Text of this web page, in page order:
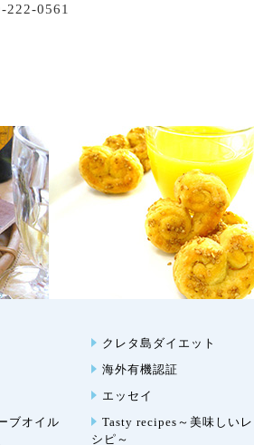
0561
ブオイル
クレタ島ダイエット
海外有機認証
エッセイ
Tasty recipes～美味しいレ
シピ～